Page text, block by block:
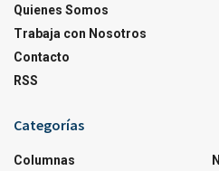
Quienes Somos
Trabaja con Nosotros
Contacto
RSS
Categorías
Columnas